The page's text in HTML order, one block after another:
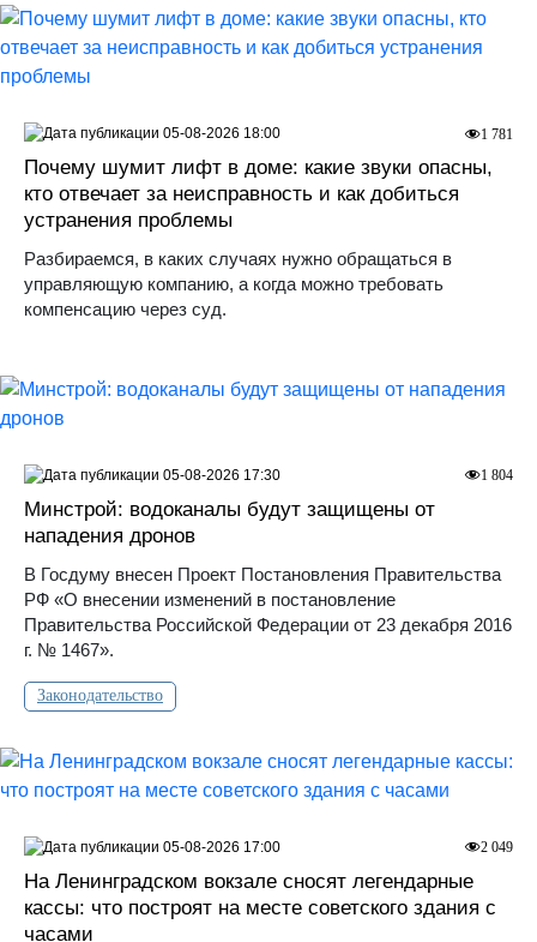
Почему шумит лифт в доме: какие звуки опасны,
кто отвечает за неисправность и как добиться
устранения проблемы
Разбираемся, в каких случаях нужно обращаться в
управляющую компанию, а когда можно требовать
компенсацию через суд.
1 781
05-08-2026 18:00
Минстрой: водоканалы будут защищены от
нападения дронов
В Госдуму внесен Проект Постановления Правительства
РФ «О внесении изменений в постановление
Правительства Российской Федерации от 23 декабря 2016
г. № 1467».
Законодательство
1 804
05-08-2026 17:30
На Ленинградском вокзале сносят легендарные
кассы: что построят на месте советского здания с
часами
2 049
05-08-2026 17:00